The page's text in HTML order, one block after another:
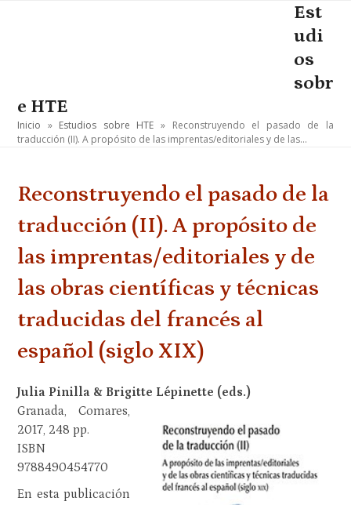
Est
udi
os
sobr
e HTE
Inicio » Estudios sobre HTE » Reconstruyendo el pasado de la
traducción (II). A propósito de las imprentas/editoriales y de las…
Reconstruyendo el pasado de la
traducción (II). A propósito de
las imprentas/editoriales y de
las obras científicas y técnicas
traducidas del francés al
español (siglo XIX)
Julia Pinilla & Brigitte Lépinette (eds.)
Granada, Comares,
2017, 248 pp.
ISBN
9788490454770
En esta publicación